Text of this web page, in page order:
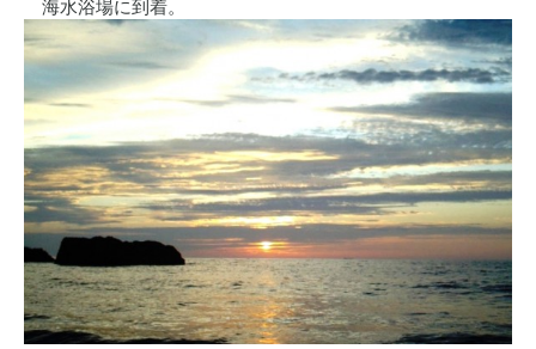
海水浴場に到着。